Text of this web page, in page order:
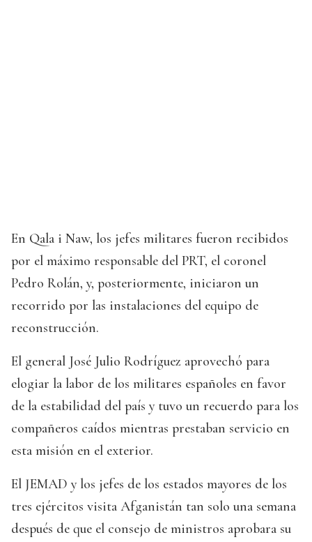
En Qala i Naw, los jefes militares fueron recibidos
por el máximo responsable del PRT, el coronel
Pedro Rolán, y, posteriormente, iniciaron un
recorrido por las instalaciones del equipo de
reconstrucción.
El general José Julio Rodríguez aprovechó para
elogiar la labor de los militares españoles en favor
de la estabilidad del país y tuvo un recuerdo para los
compañeros caídos mientras prestaban servicio en
esta misión en el exterior.
El JEMAD y los jefes de los estados mayores de los
tres ejércitos visita Afganistán tan solo una semana
después de que el consejo de ministros aprobara su